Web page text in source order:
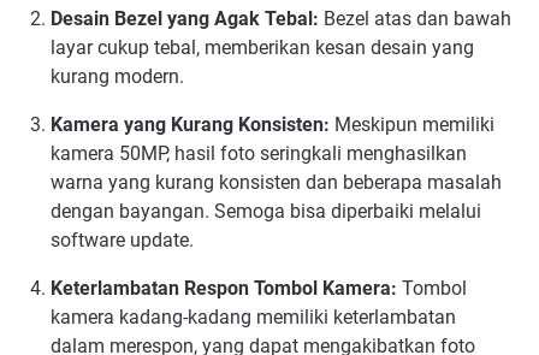
Desain Bezel yang Agak Tebal: Bezel atas dan bawah
layar cukup tebal, memberikan kesan desain yang
kurang modern.
Kamera yang Kurang Konsisten: Meskipun memiliki
kamera 50MP, hasil foto seringkali menghasilkan
warna yang kurang konsisten dan beberapa masalah
dengan bayangan. Semoga bisa diperbaiki melalui
software update.
Keterlambatan Respon Tombol Kamera: Tombol
kamera kadang-kadang memiliki keterlambatan
dalam merespon, yang dapat mengakibatkan foto